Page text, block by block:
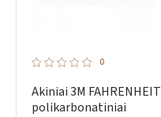
0
Akiniai 3M FAHRENHEIT
polikarbonatiniai